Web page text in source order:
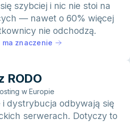
szybciej i nic nie stoi na
— nawet o 60% więcej
nie odchodzą.
znaczenie
RODO
w Europie
i dystrybucja odbywają się
serwerach. Dotyczy to